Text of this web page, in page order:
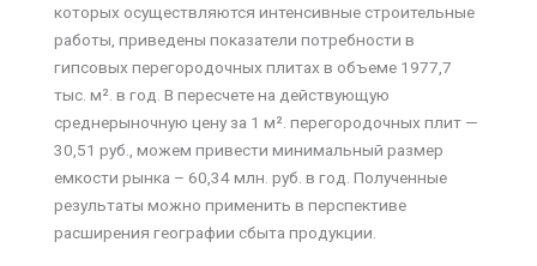
которых осуществляются интенсивные строительные
работы, приведены показатели потребности в
гипсовых перегородочных плитах в объеме 1977,7
тыс. м². в год. В пересчете на действующую
среднерыночную цену за 1 м². перегородочных плит —
30,51 руб., можем привести минимальный размер
емкости рынка – 60,34 млн. руб. в год. Полученные
результаты можно применить в перспективе
расширения географии сбыта продукции.